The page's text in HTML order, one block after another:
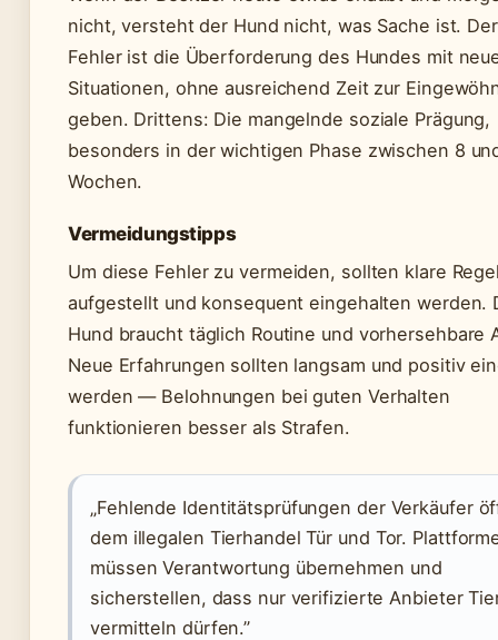
nicht, versteht der Hund nicht, was Sache ist.
Fehler ist die Überforderung des Hundes mit
Situationen, ohne ausreichend Zeit zur
geben. Drittens: Die mangelnde soziale Prägung,
besonders in der wichtigen Phase zwischen 8
Wochen.
Vermeidungstipps
Um diese Fehler zu vermeiden, sollten klare
aufgestellt und konsequent eingehalten werden.
Hund braucht täglich Routine und vorhersehbare
Neue Erfahrungen sollten langsam und positiv
werden — Belohnungen bei guten Verhalten
funktionieren besser als Strafen.
„Fehlende Identitätsprüfungen der Verkäufer
dem illegalen Tierhandel Tür und Tor.
müssen Verantwortung übernehmen und
sicherstellen, dass nur verifizierte Anbieter
vermitteln dürfen.”